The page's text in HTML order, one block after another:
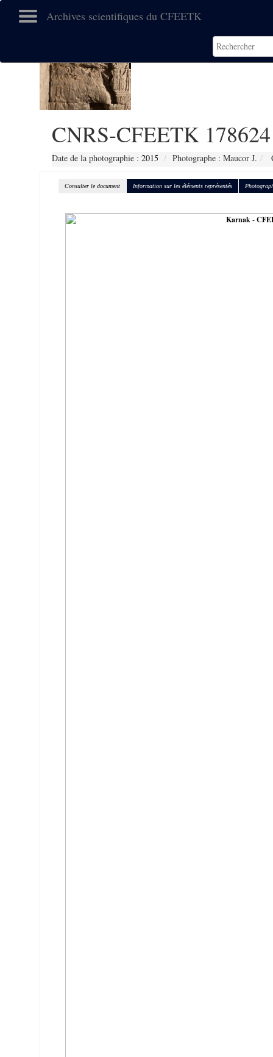
Archives scientifiques du CFEETK
CNRS-CFEETK 178624
Date de la photographie : 2015 Photographe : Maucor J.
Consulter le document Information sur les éléments représentés